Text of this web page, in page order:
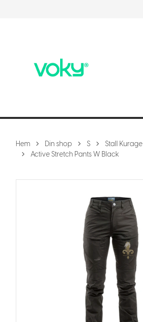
Hem Din shop S
Stall Kurage
Active Stretch Pants W Black